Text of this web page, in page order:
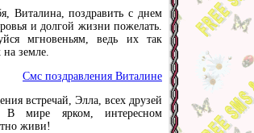
Виталина, поздравить с днем
и долгой жизни пожелать.
мгновеньям, ведь их так
на земле.
Смс поздравления Виталине
встречай, Элла, всех друзей
В мире ярком, интересном
живи!